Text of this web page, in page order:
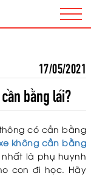
17/05/2021
bằng lái?
có cần bằng
không cần bằng
là phụ huynh
con đi học. Hãy